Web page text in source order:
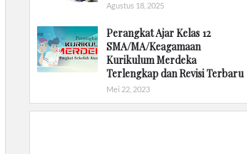
Agustus 18, 2025
Perangkat Ajar Kelas 12
SMA/MA/Keagamaan
Kurikulum Merdeka
Terlengkap dan Revisi Terbaru
Mei 22, 2023